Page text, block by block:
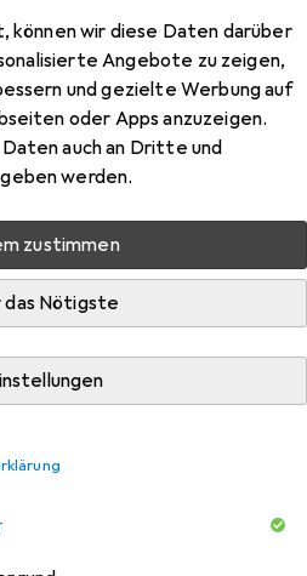
können wir diese Daten darüber
Angebote zu zeigen,
und gezielte Werbung auf
oder Apps anzuzeigen.
auch an Dritte und
werden.
zustimmen
das Nötigste
VXMKA
Zubehör zum Produkt
VXMKA aus den
Schutzpuffer und Bürostuhl.
Schutzpuffer Bürostuhl